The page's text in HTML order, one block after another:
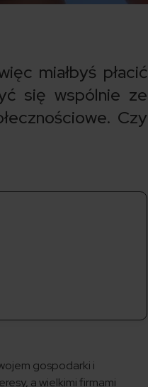
miałbyś płacić
się wspólnie ze
Czy
gospodarki i
a wielkimi firmami